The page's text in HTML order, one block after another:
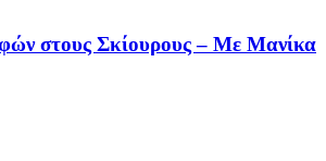
στους Σκίουρους – Με Μανίκα